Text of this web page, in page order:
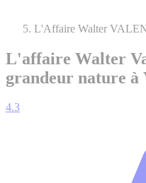
L'Affaire Walter
L'affaire Walter
grandeur nature à
4.3